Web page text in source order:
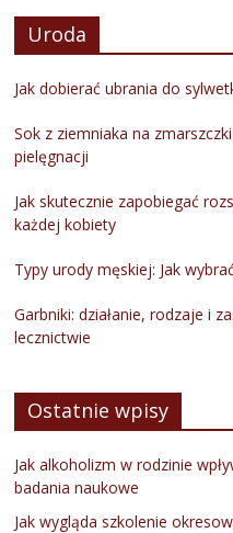
Uroda
Jak dobierać ubrania do
Sok z ziemniaka na
pielęgnacji
Jak skutecznie zapobiegać
każdej kobiety
Typy urody męskiej: Jak
Garbniki: działanie, rodzaje i
lecznictwie
Ostatnie wpisy
Jak alkoholizm w rodzinie
badania naukowe
Jak wygląda szkolenie